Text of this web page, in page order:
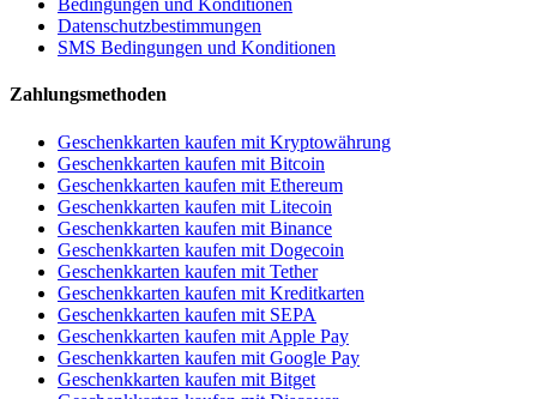
Bedingungen und Konditionen
Datenschutzbestimmungen
SMS Bedingungen und Konditionen
Zahlungsmethoden
Geschenkkarten kaufen mit Kryptowährung
Geschenkkarten kaufen mit Bitcoin
Geschenkkarten kaufen mit Ethereum
Geschenkkarten kaufen mit Litecoin
Geschenkkarten kaufen mit Binance
Geschenkkarten kaufen mit Dogecoin
Geschenkkarten kaufen mit Tether
Geschenkkarten kaufen mit Kreditkarten
Geschenkkarten kaufen mit SEPA
Geschenkkarten kaufen mit Apple Pay
Geschenkkarten kaufen mit Google Pay
Geschenkkarten kaufen mit Bitget